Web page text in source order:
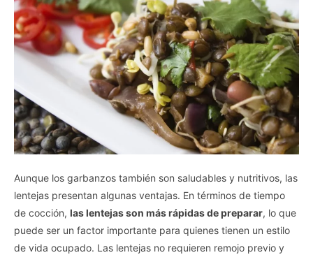
Aunque los garbanzos también son saludables y nutritivos, las
lentejas presentan algunas ventajas. En términos de tiempo
de cocción, las lentejas son más rápidas de preparar, lo que
puede ser un factor importante para quienes tienen un estilo
de vida ocupado. Las lentejas no requieren remojo previo y